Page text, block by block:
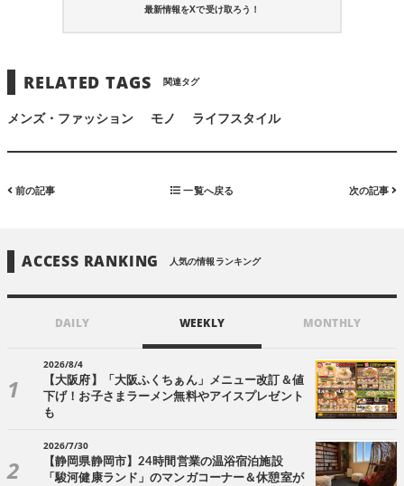
最新情報をXで受け取ろう！
RELATED TAGS 関連タグ
メンズ・ファッション モノ ライフスタイル
前の記事 一覧へ戻る 次の記事
ACCESS RANKING 人気の情報ランキング
DAILY WEEKLY MONTHLY
2026/8/4
【大阪府】「大阪ふくちぁん」メニュー改訂＆値
下げ！お子さまラーメン無料やアイスプレゼント
も
2026/7/30
【静岡県静岡市】24時間営業の温浴宿泊施設
「駿河健康ランド」のマンガコーナー＆休憩室が